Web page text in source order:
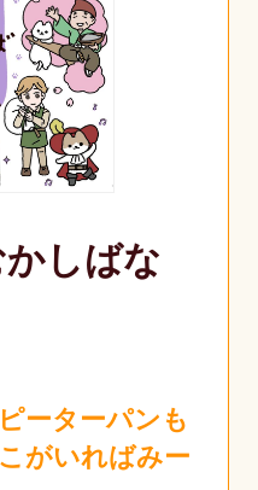
しばな
ーターパンも
がいればみー